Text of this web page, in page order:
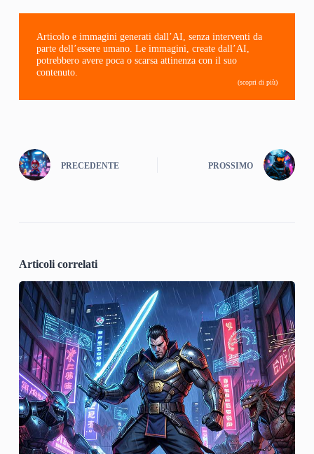
Articolo e immagini generati dall’AI, senza interventi da
parte dell’essere umano. Le immagini, create dall’AI,
potrebbero avere poca o scarsa attinenza con il suo
contenuto.
(scopri di più)
PRECEDENTE PROSSIMO
Articoli correlati